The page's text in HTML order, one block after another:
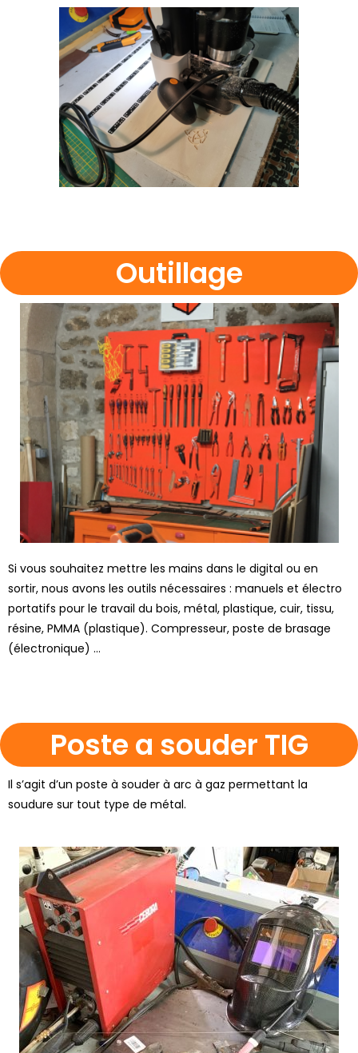
Outillage
Si vous souhaitez mettre les mains dans le digital ou en
sortir, nous avons les outils nécessaires : manuels et électro
portatifs pour le travail du bois, métal, plastique, cuir, tissu,
résine, PMMA (plastique). Compresseur, poste de brasage
(électronique) …
Poste a souder TIG
Il s’agit d’un poste à souder à arc à gaz permettant la
soudure sur tout type de métal.